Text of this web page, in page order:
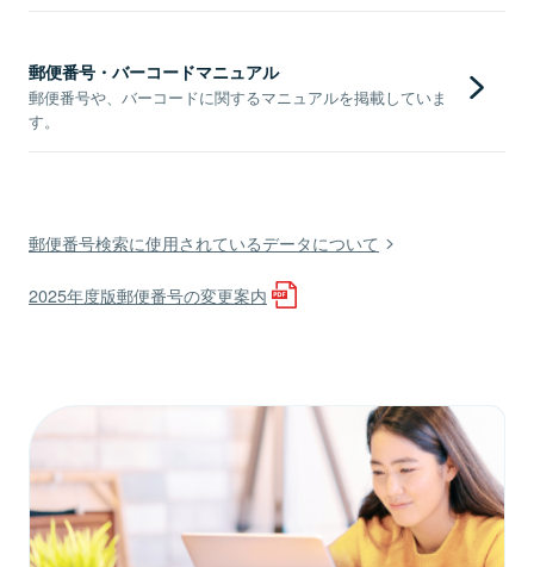
郵便番号・バーコードマニュアル
郵便番号や、バーコードに関するマニュアルを掲載していま
す。
郵便番号検索に使用されているデータについて
2025年度版郵便番号の変更案内